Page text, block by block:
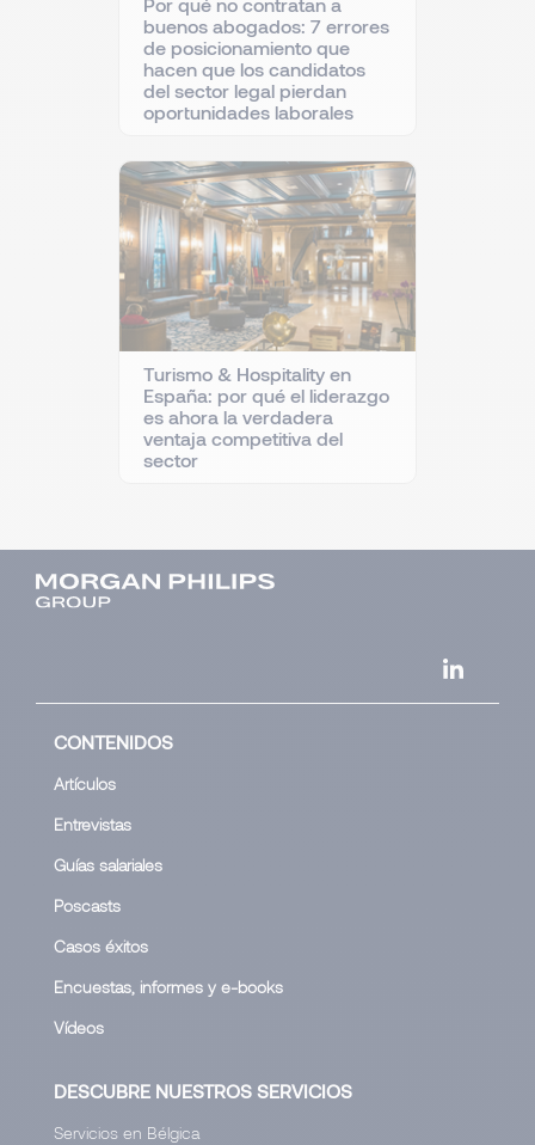
buenos abogados: 7 errores
de posicionamiento que
hacen que los candidatos
del sector legal pierdan
oportunidades laborales
Turismo & Hospitality en
España: por qué el liderazgo
es ahora la verdadera
ventaja competitiva del
sector
CONTENIDOS
Artículos
Entrevistas
Guías salariales
Poscasts
Casos éxitos
Encuestas, informes y e-books
Vídeos
DESCUBRE NUESTROS SERVICIOS
Servicios en Bélgica